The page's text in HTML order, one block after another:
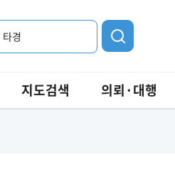
타경
지도검색 의뢰·대행